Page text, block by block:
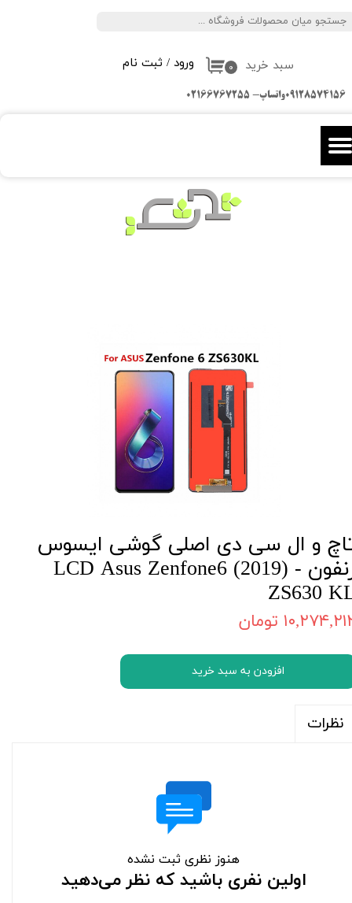
ورود / ثبت نام
تغییر گذر واژه
سفارشات
خروج از حساب کاربری
۰ سبد خرید
و ال سی دی اصلی گوشی ایسوس
زنفون - LCD Asus Zenfone6 (2019)
ZS630
تومان
افزودن به سبد خرید
نظرات
هنوز نظری ثبت نشده
اولین نفری باشید که نظر می‌دهید